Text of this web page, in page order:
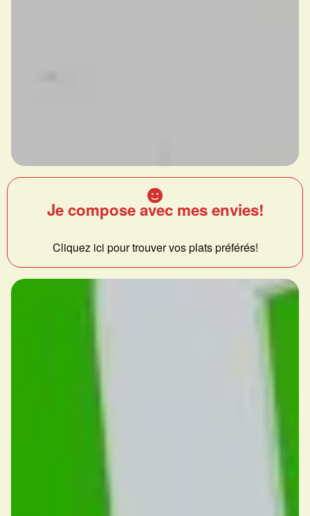
Je compose avec mes envies!
Cliquez ici pour trouver vos plats préférés!